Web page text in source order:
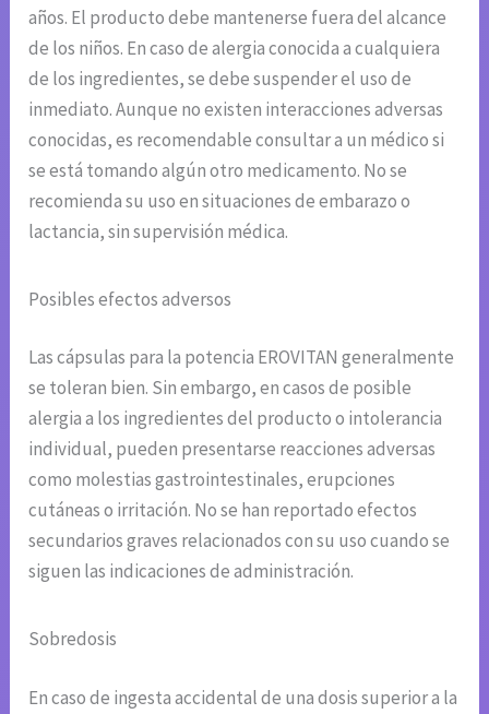
años. El producto debe mantenerse fuera del alcance
de los niños. En caso de alergia conocida a cualquiera
de los ingredientes, se debe suspender el uso de
inmediato. Aunque no existen interacciones adversas
conocidas, es recomendable consultar a un médico si
se está tomando algún otro medicamento. No se
recomienda su uso en situaciones de embarazo o
lactancia, sin supervisión médica.
Posibles efectos adversos
Las cápsulas para la potencia EROVITAN generalmente
se toleran bien. Sin embargo, en casos de posible
alergia a los ingredientes del producto o intolerancia
individual, pueden presentarse reacciones adversas
como molestias gastrointestinales, erupciones
cutáneas o irritación. No se han reportado efectos
secundarios graves relacionados con su uso cuando se
siguen las indicaciones de administración.
Sobredosis
En caso de ingesta accidental de una dosis superior a la